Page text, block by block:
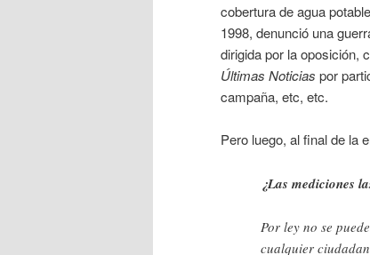
cobertura de agua
1998, denunció una
dirigida por la oposición,
Últimas Noticias por
campaña, etc, etc.
Pero luego, al final de la
¿Las mediciones
Por ley no se
cualquier